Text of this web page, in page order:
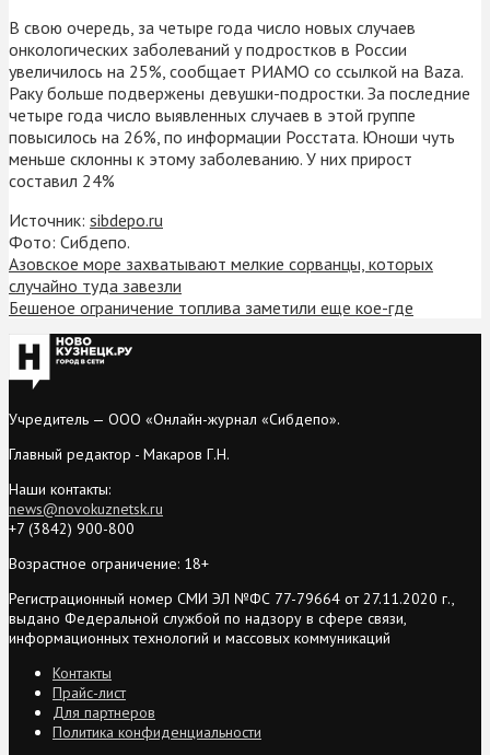
В свою очередь, за четыре года число новых случаев
онкологических заболеваний у подростков в России
увеличилось на 25%, сообщает РИАМО со ссылкой на Baza.
Раку больше подвержены девушки-подростки. За последние
четыре года число выявленных случаев в этой группе
повысилось на 26%, по информации Росстата. Юноши чуть
меньше склонны к этому заболеванию. У них прирост
составил 24%
Источник: sibdepo.ru
Фото: Сибдепо.
Азовское море захватывают мелкие сорванцы, которых
случайно туда завезли
Бешеное ограничение топлива заметили еще кое-где
Учредитель — ООО «Онлайн-журнал «Сибдепо».
Главный редактор - Макаров Г.Н.
Наши контакты:
news@novokuznetsk.ru
+7 (3842) 900-800
Возрастное ограничение: 18+
Регистрационный номер СМИ ЭЛ №ФС 77-79664 от 27.11.2020 г.,
выдано Федеральной службой по надзору в сфере связи,
информационных технологий и массовых коммуникаций
Контакты
Прайс-лист
Для партнеров
Политика конфиденциальности